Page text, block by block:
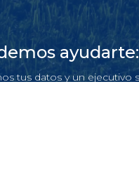
ayudarte:
tus datos y un ejecutivo